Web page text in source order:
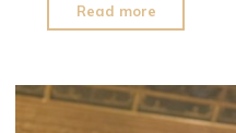
Read more
tradition
modernité,
Stéphan